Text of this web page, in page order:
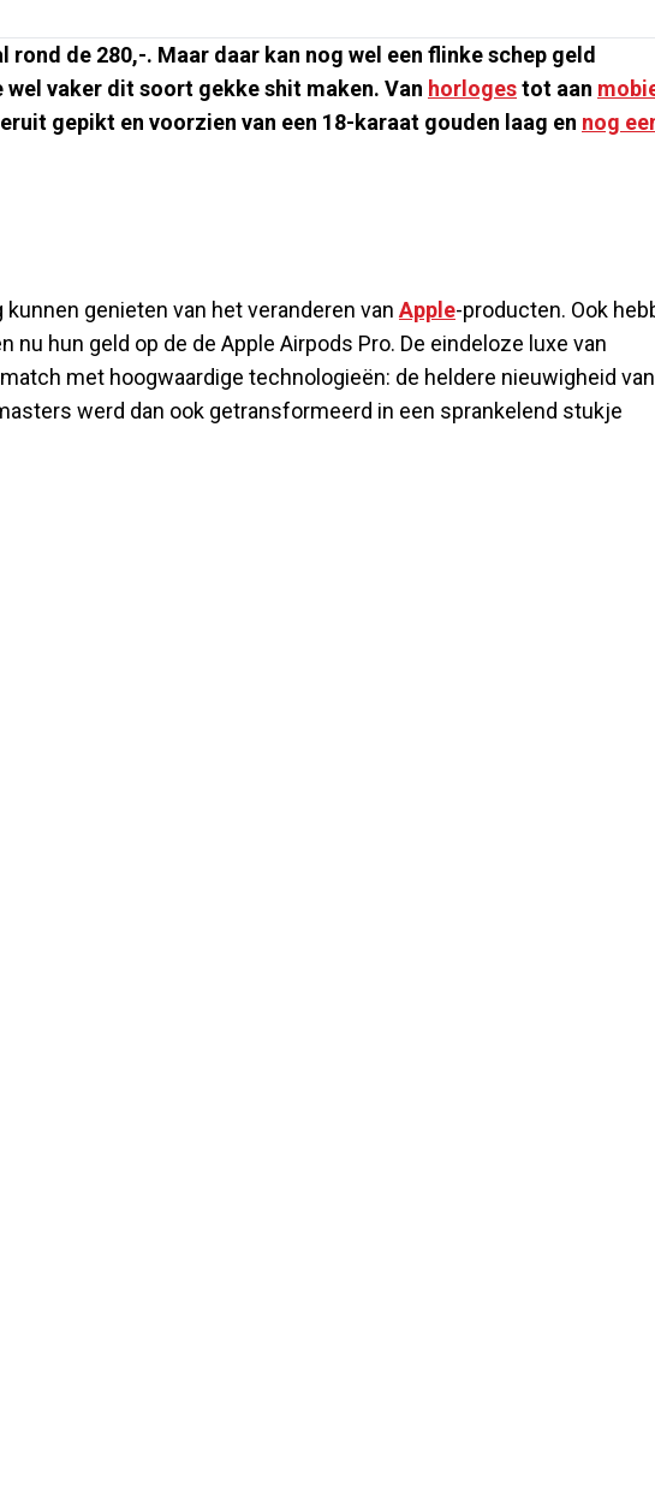
rond de 280,-. Maar daar kan nog wel een flinke schep geld
wel vaker dit soort gekke shit maken. Van horlogestot aan
gepikt en voorzien van een 18-karaat gouden laag en nog
genieten van het veranderen van Apple-producten. Ook
hun geld op de de Apple Airpods Pro. De eindeloze luxe van
met hoogwaardige technologieën: de heldere nieuwigheid
werd dan ook getransformeerd in een sprankelend stukje